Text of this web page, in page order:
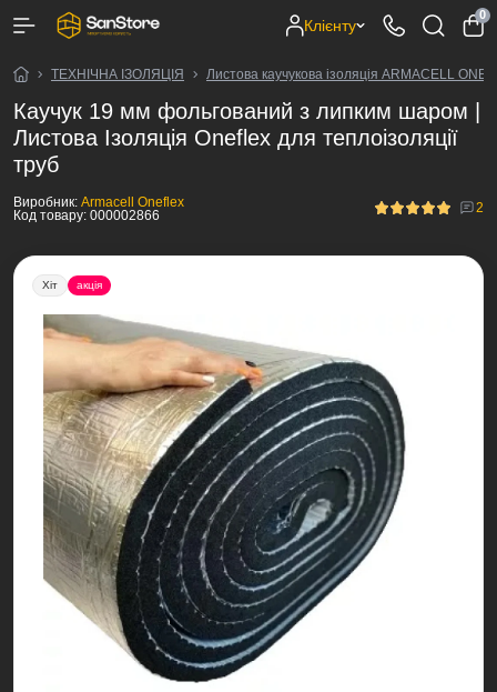
Клієнту
0
ТЕХНІЧНА ІЗОЛЯЦІЯ Листова каучукова ізоляція ARMACELL
Каучук 19 мм фольгований з липким шаром |
Листова Ізоляція Oneflex для теплоізоляції
труб
Виробник: Armacell Oneflex
Код товару: 000002866 2
Хіт акція